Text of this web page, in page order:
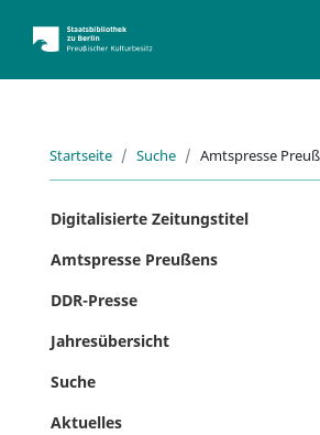
Startseite Suche Amtspresse
Digitalisierte Zeitungstitel
Amtspresse Preußens
DDR-Presse
Jahresübersicht
Suche
Aktuelles